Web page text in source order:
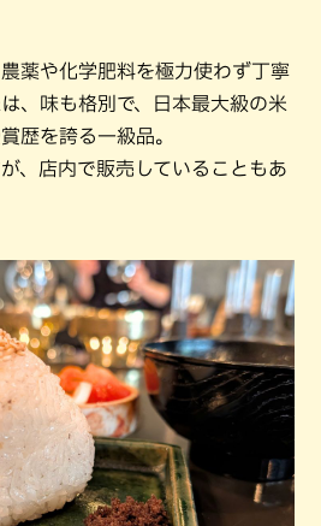
薬や化学肥料を極力使わず丁寧
、味も格別で、日本最大級の米
歴を誇る一級品。
、店内で販売していることもあ